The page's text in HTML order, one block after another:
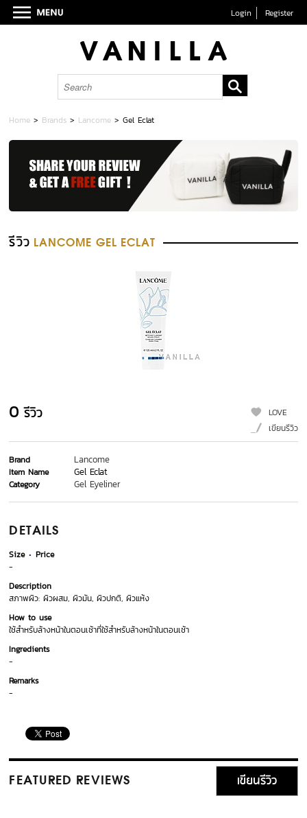
Login Register
Home > Brands > Lancome >Gel Eclat
รีวิว LANCOME GEL ECLAT
0 รีวิว
LOVE
เขียนรีวิว
Brand Lancome
Item Name Gel Eclat
Category Gel Eyeliner
DETAILS
Size
Price
-
Description
สภาพผิว: ผิวผสม, ผิวมัน, ผิวปกติ, ผิวแห้ง
How to use
ใช้สำหรับล้างหน้าในตอนเช้าที่ใช้สำหรับล้างหน้าในตอนเช้า
Ingredients
-
Remarks
-
FEATURED REVIEWS เขียนรีวิว